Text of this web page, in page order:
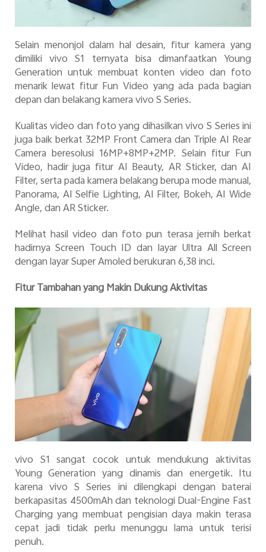
Selain menonjol dalam hal desain, fitur kamera yang
dimiliki vivo S1 ternyata bisa dimanfaatkan Young
Generation untuk membuat konten video dan foto
menarik lewat fitur Fun Video yang ada pada bagian
depan dan belakang kamera vivo S Series.
Kualitas video dan foto yang dihasilkan vivo S Series ini
juga baik berkat 32MP Front Camera dan Triple AI Rear
Camera beresolusi 16MP+8MP+2MP. Selain fitur Fun
Video, hadir juga fitur AI Beauty, AR Sticker, dan AI
Filter, serta pada kamera belakang berupa mode manual,
Panorama, AI Selfie Lighting, AI Filter, Bokeh, AI Wide
Angle, dan AR Sticker.
Melihat hasil video dan foto pun terasa jernih berkat
hadirnya Screen Touch ID dan layar Ultra All Screen
dengan layar Super Amoled berukuran 6,38 inci.
Fitur Tambahan yang Makin Dukung Aktivitas
vivo S1 sangat cocok untuk mendukung aktivitas
Young Generation yang dinamis dan energetik. Itu
karena vivo S Series ini dilengkapi dengan baterai
berkapasitas 4500mAh dan teknologi Dual-Engine Fast
Charging yang membuat pengisian daya makin terasa
cepat jadi tidak perlu menunggu lama untuk terisi
penuh.